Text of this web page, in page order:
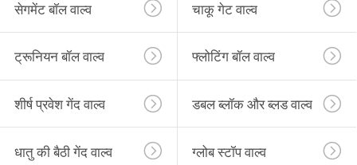
सेगमेंट बॉल वाल्व चाकू गेट वाल्व
ट्रूनियन बॉल वाल्व फ्लोटिंग बॉल वाल्व
शीर्ष प्रवेश गेंद वाल्व डबल ब्लॉक और ब्लड वाल्व
धातु की बैठी गेंद वाल्व ग्लोब स्टॉप वाल्व